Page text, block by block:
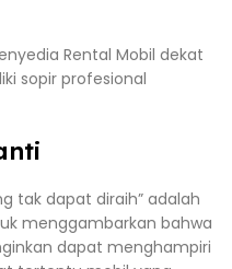
Rental Mobil dekat
sopir profesional
tak dapat diraih” adalah
menggambarkan bahwa
dapat menghampiri